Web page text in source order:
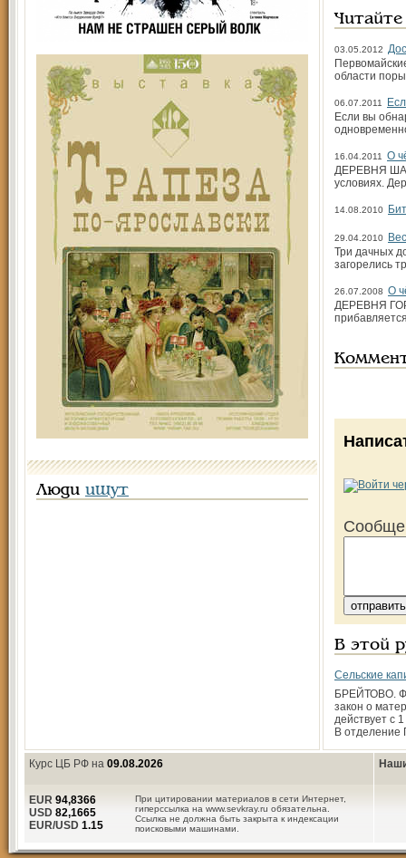
Люди ищут
03.05.2012
области
06.07.2011
Если вы
16.04.2011
О
ДЕРЕВНЯ
условиях.
14.08.2010
29.04.2010
Три дачных
загорелись
26.07.2008 О
ДЕРЕВНЯ
В этой
Сельские
БРЕЙТОВО.
закон о
действует с
В отделение
Курс ЦБ РФ на 09.08.2026
При цитировании материалов в сети Интернет,
гиперссылка на www.sevkray.ru обязательна.
Ссылка не должна быть закрыта к индексации
поисковыми машинами.
EUR 94,8366
USD 82,1665
EUR/USD 1.15